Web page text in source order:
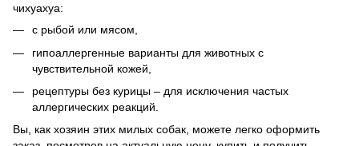
чихуахуа:
с рыбой или мясом,
гипоаллергенные варианты для животных с
чувствительной кожей,
рецептуры без курицы – для исключения частых
аллергических реакций.
Вы, как хозяин этих милых собак, можете легко оформить